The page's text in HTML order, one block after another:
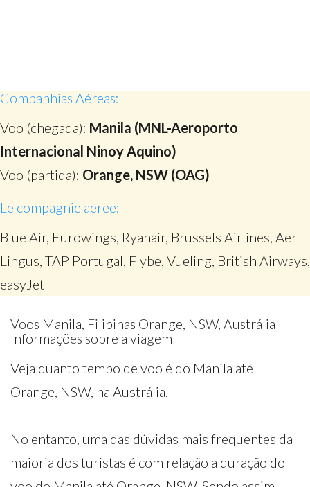
Companhias Aéreas:
Voo (chegada): Manila (MNL-Aeroporto
Internacional Ninoy Aquino)
Voo (partida): Orange, NSW (OAG)
Le compagnie aeree:
Blue Air, Eurowings, Ryanair, Brussels Airlines, Aer
Lingus, TAP Portugal, Flybe, Vueling, British Airways,
easyJet
Voos Manila, Filipinas Orange, NSW, Austrália
Informações sobre a viagem
Veja quanto tempo de voo é do Manila até
Orange, NSW, na Austrália.
No entanto, uma das dúvidas mais frequentes da
maioria dos turistas é com relação a duração do